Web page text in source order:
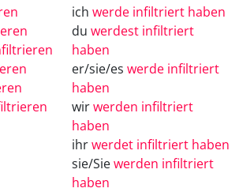
ich werde infiltriert haben
du werdest infiltriert
haben
er/sie/es werde infiltriert
haben
wirwerden infiltriert
haben
ihrwerdet infiltriert haben
sie/Siewerden infiltriert
haben